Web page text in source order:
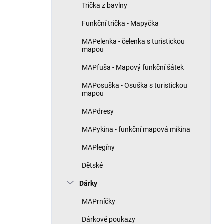
Trička z bavlny
Funkční trička - Mapyčka
MAPelenka - čelenka s turistickou
mapou
MAPfuša - Mapový funkční šátek
MAPosuška - Osuška s turistickou
mapou
MAPdresy
MAPykina - funkční mapová mikina
MAPlegíny
Dětské
Dárky
MAPrníčky
Dárkové poukazy